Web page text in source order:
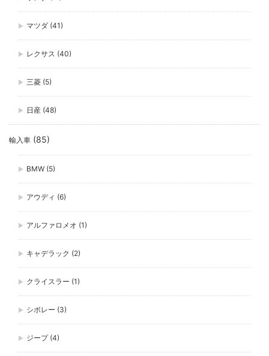
マツダ (41)
レクサス (40)
三菱 (5)
日産 (48)
輸入車 (85)
BMW (5)
アウディ (6)
アルファロメオ (1)
キャデラック (2)
クライスラー (1)
シボレー (3)
ジープ(4)